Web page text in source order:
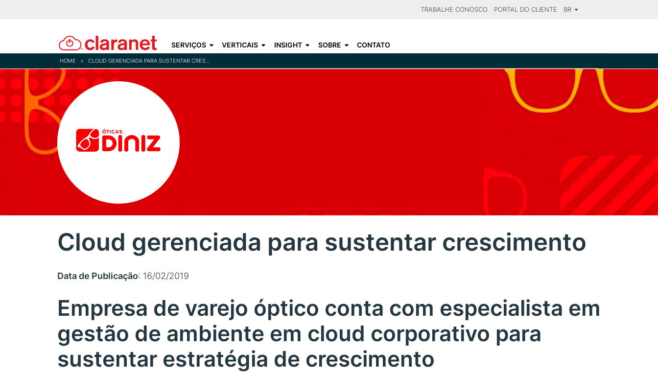
content
TRABALHE CONOSCO PORTAL DO CLIENTE BR
SERVIÇOS VERTICAIS INSIGHT SOBRE CONTATO
HOME > CLOUD GERENCIADA PARA SUSTENTAR CRESCIMENTO
Cloud gerenciada para sustentar crescimento
Data de Publicação: 16/02/2019
Empresa de varejo óptico conta com especialista em
gestão de ambiente em cloud corporativo para
sustentar estratégia de crescimento